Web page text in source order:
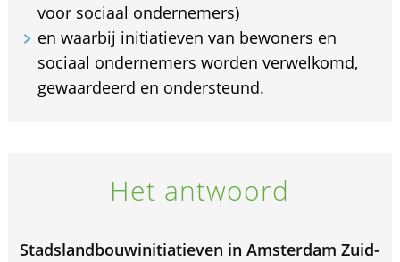
voor sociaal ondernemers)
en waarbij initiatieven van bewoners en
sociaal ondernemers worden verwelkomd,
gewaardeerd en ondersteund.
Het antwoord
Stadslandbouwinitiatieven in Amsterdam Zuid-